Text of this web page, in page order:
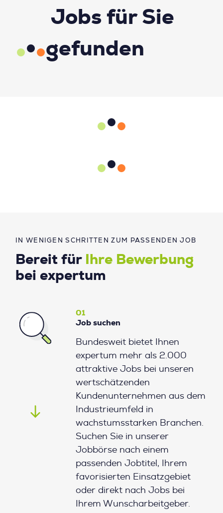
IN WENIGEN SCHRITTEN ZUM PASSENDEN JOB
Bereit für
Ihre Bewerbung
bei expertum
01
Job suchen
Bundesweit bietet Ihnen
expertum mehr als 2.000
attraktive Jobs bei unseren
wertschätzenden
Kundenunternehmen aus dem
Industrieumfeld in
wachstumsstarken Branchen.
Suchen Sie in unserer
Jobbörse nach einem
passenden Jobtitel, Ihrem
favorisierten Einsatzgebiet
oder direkt nach Jobs bei
Ihrem Wunscharbeitgeber.